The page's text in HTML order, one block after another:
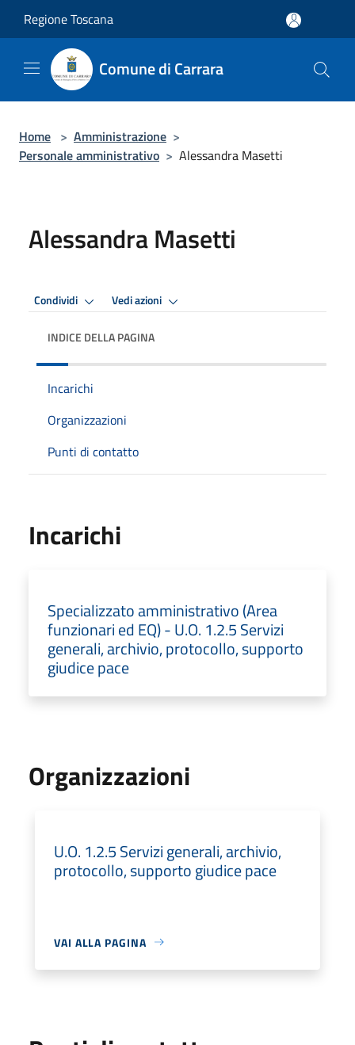
Regione Toscana
Comune di Carrara
Home > Amministrazione >
Personale amministrativo > Alessandra Masetti
Alessandra Masetti
Condividi Vedi azioni
INDICE DELLA PAGINA
Incarichi
Organizzazioni
Punti di contatto
Incarichi
Specializzato amministrativo (Area
funzionari ed EQ) - U.O. 1.2.5 Servizi
generali, archivio, protocollo, supporto
giudice pace
Organizzazioni
U.O. 1.2.5 Servizi generali, archivio,
protocollo, supporto giudice pace
VAI ALLA PAGINA